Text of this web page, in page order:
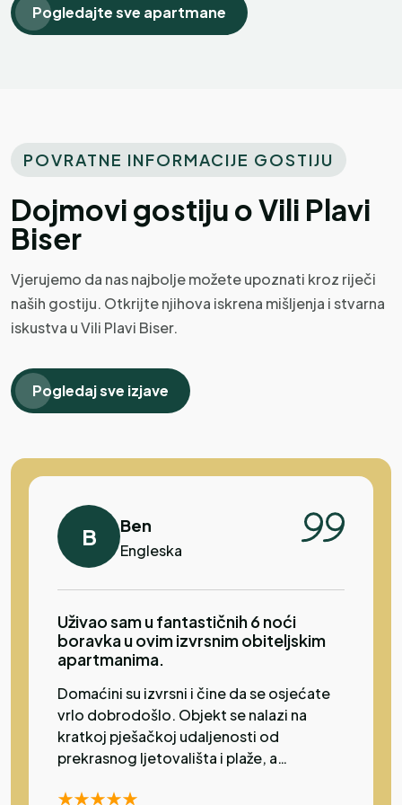
Pogledajte sve apartmane
POVRATNE INFORMACIJE GOSTIJU
Dojmovi gostiju o Vili Plavi
Biser
Vjerujemo da nas najbolje možete upoznati kroz riječi
naših gostiju. Otkrijte njihova iskrena mišljenja i stvarna
iskustva u Vili Plavi Biser.
Pogledaj sve izjave
Definitivno ću se vratiti.
S Ujedinjeno Kraljevstvo
Prekrasno
Stvarno čist i udoban apartman. Ostali
smo samo dvije noći, ali bio je savršen za
naše potrebe. Prekrasan bazen, odličan
obilazak starog grada Šibenika. Domaćini
su nam ponudili piće, lubenicu i domaći
sir, a svi smo zajedno sjedili s drugim
obitelj.
B Ben
Engleska
Uživao sam u fantastičnih 6 noći
boravka u ovim izvrsnim obiteljskim
apartmanima.
Domaćini su izvrsni i čine da se osjećate
vrlo dobrodošlo. Objekt se nalazi na
kratkoj pješačkoj udaljenosti od
prekrasnog ljetovališta i plaže, a
nalazi se samo nekoliko metara dalje.